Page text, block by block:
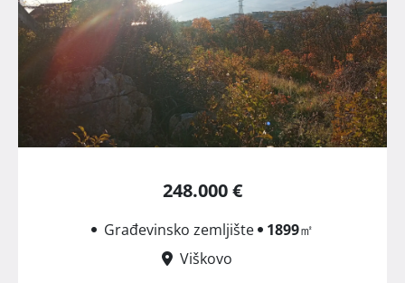
248.000 €
Građevinsko zemljište 1899㎡
Viškovo